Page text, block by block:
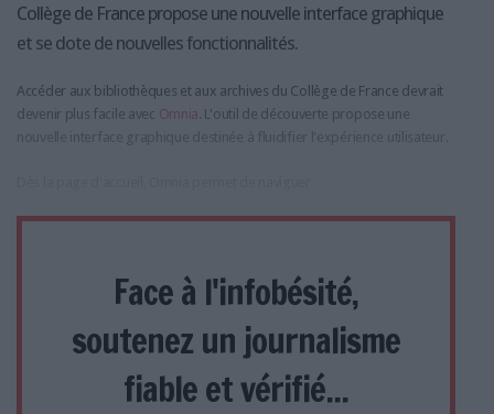
Collège de France propose une nouvelle interface graphique
et se dote de nouvelles fonctionnalités.
Accéder aux bibliothèques et aux archives du Collège de France devrait
devenir plus facile avec Omnia . L'outil de découverte propose une
nouvelle interface graphique destinée à fluidifier l'expérience utilisateur.
Face à l'infobésité,
soutenez un journalisme
fiable et vérifié...